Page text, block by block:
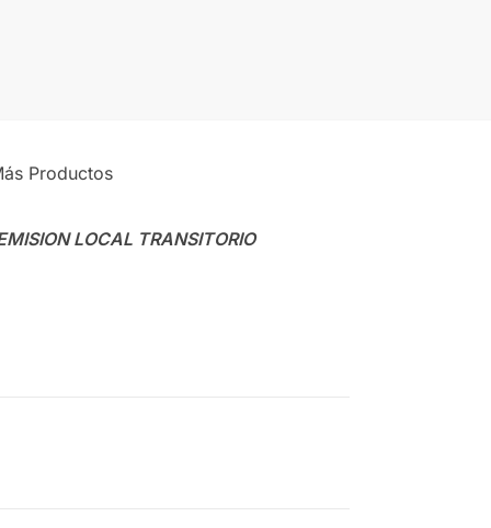
Productos
LOCAL TRANSITORIO